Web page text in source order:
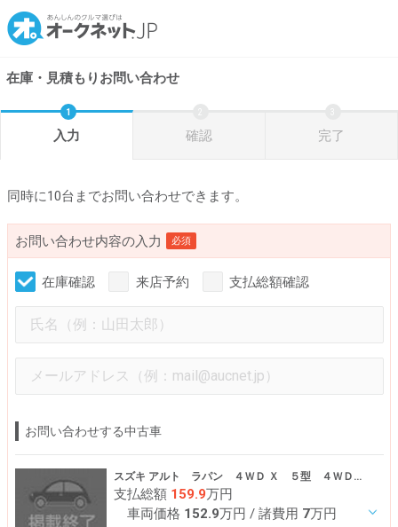
在庫・見積もりお問い合わせ
入力 確認 完了
同時に10台までお問い合わせできます。
お問い合わせ内容の入力 必須
在庫確認 来店予約 支払総額確認
お問い合わせする中古車
スズキ アルト ラパン ４ＷＤ Ｘ ５型 ４ＷＤ ★☆７月限定プライス☆
支払総額 159.9万円
車両価格 152.9万円 / 諸費用 7万円